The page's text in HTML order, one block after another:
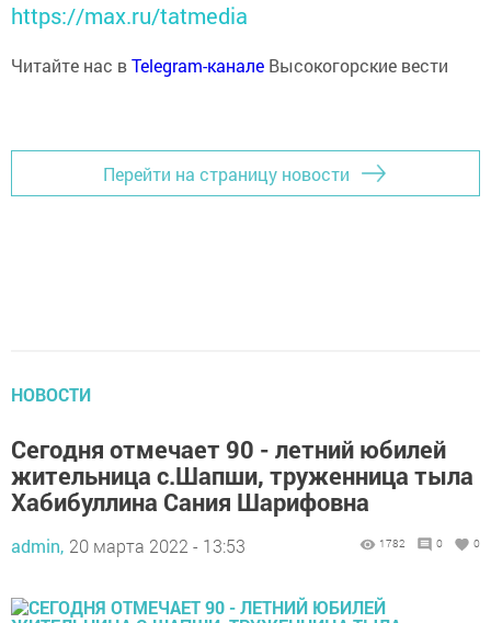
https://max.ru/tatmedia
Читайте нас вTelegram-канале Высокогорские вести
Перейти на страницу новости
НОВОСТИ
Сегодня отмечает 90 - летний юбилей
жительница с.Шапши, труженница тыла
Хабибуллина Сания Шарифовна
admin, 20 марта 2022 - 13:53 1782 0 0